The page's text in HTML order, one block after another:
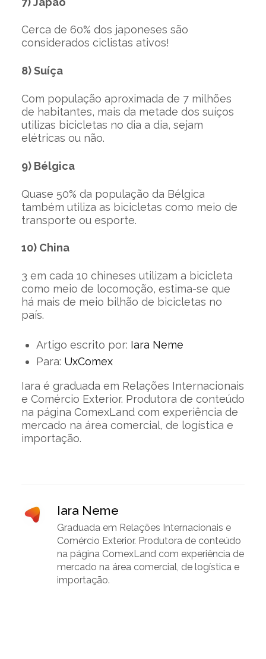
Cerca de 60% dos japoneses são
considerados ciclistas ativos!
8) Suíça
Com população aproximada de 7 milhões
de habitantes, mais da metade dos suíços
utilizas bicicletas no dia a dia, sejam
elétricas ou não.
9) Bélgica
Quase 50% da população da Bélgica
também utiliza as bicicletas como meio de
transporte ou esporte.
10) China
3 em cada 10 chineses utilizam a bicicleta
como meio de locomoção, estima-se que
há mais de meio bilhão de bicicletas no
país.
Artigo escrito por: Iara Neme
Para: UxComex
Iara é graduada em Relações Internacionais
e Comércio Exterior. Produtora de conteúdo
na página ComexLand com experiência de
mercado na área comercial, de logística e
importação.
Iara Neme
Graduada em Relações Internacionais e
Comércio Exterior. Produtora de conteúdo
na página ComexLand com experiência de
mercado na área comercial, de logística e
importação.